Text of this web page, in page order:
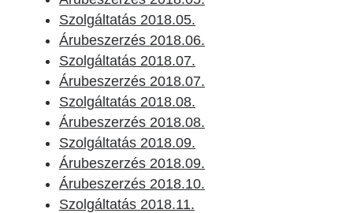
Szolgáltatás 2018.05.
Árubeszerzés 2018.06.
Szolgáltatás 2018.07.
Árubeszerzés 2018.07.
Szolgáltatás 2018.08.
Árubeszerzés 2018.08.
Szolgáltatás 2018.09.
Árubeszerzés 2018.09.
Árubeszerzés 2018.10.
Szolgáltatás 2018.11.